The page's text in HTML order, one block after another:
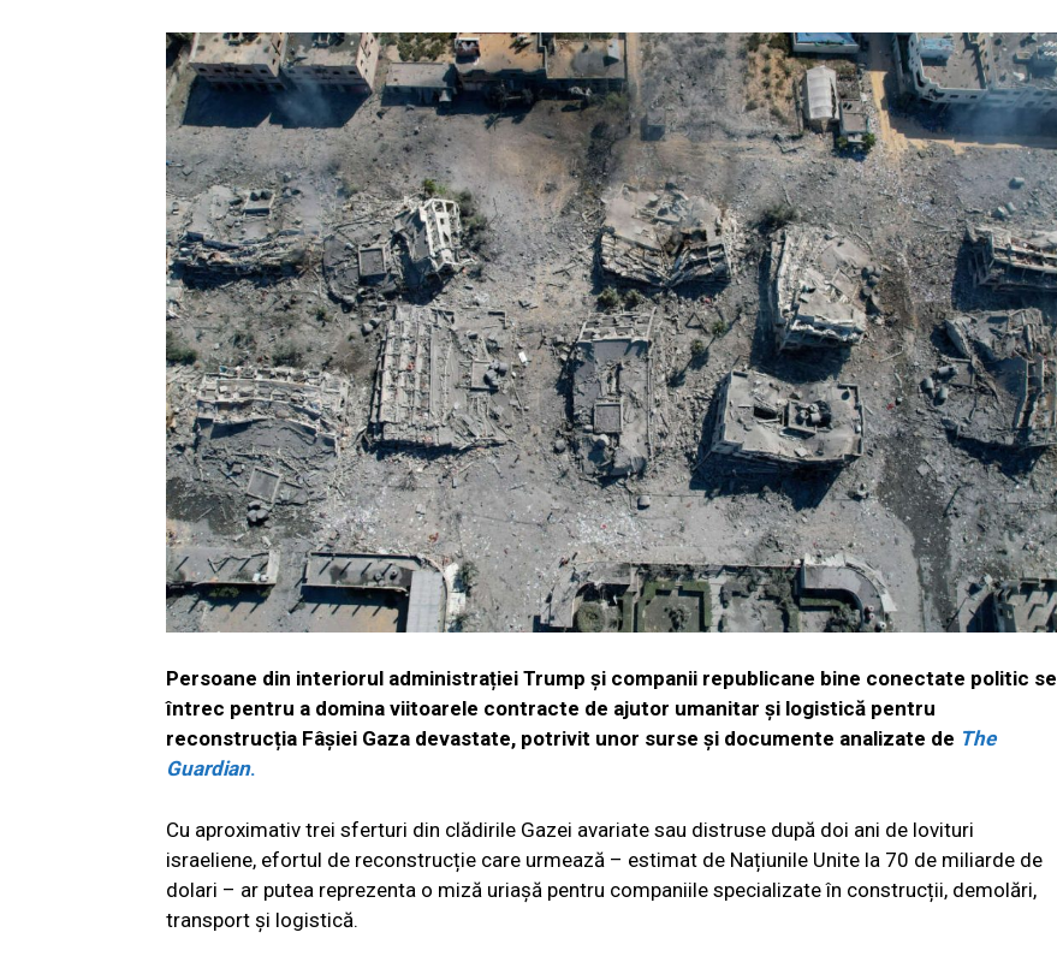
Persoane din interiorul administrației Trump și companii republicane bine conectate politic se
întrec pentru a domina viitoarele contracte de ajutor umanitar și logistică pentru
reconstrucția Fâșiei Gaza devastate, potrivit unor surse și documente analizate de The
Guardian.
Cu aproximativ trei sferturi din clădirile Gazei avariate sau distruse după doi ani de lovituri
israeliene, efortul de reconstrucție care urmează – estimat de Națiunile Unite la 70 de miliarde de
dolari – ar putea reprezenta o miză uriașă pentru companiile specializate în construcții, demolări,
transport și logistică.